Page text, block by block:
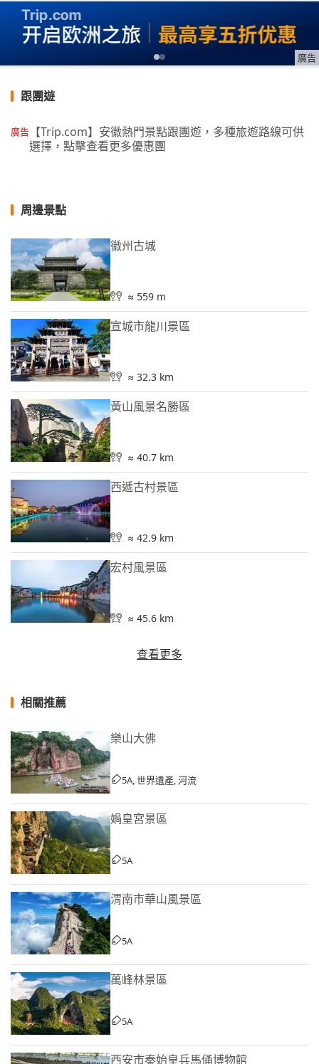
廣告
跟團遊
廣告 【Trip.com】安徽熱門景點跟團遊，多種旅遊路線可供
選擇，點擊查看更多優惠團
周邊景點
徽州古城
≈ 559 m
宣城市龍川景區
≈ 32.3 km
黃山風景名勝區
≈ 40.7 km
西遞古村景區
≈ 42.9 km
宏村風景區
≈ 45.6 km
查看更多
相關推薦
樂山大佛
5A, 世界遺產, 河流
媧皇宮景區
5A
渭南市華山風景區
5A
萬峰林景區
5A
西安市秦始皇兵馬俑博物館